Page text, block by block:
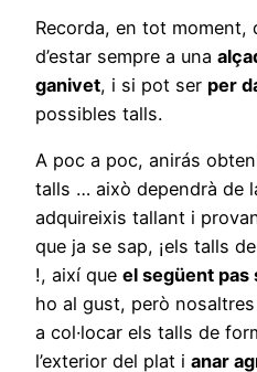
Recorda, en tot moment,
d’estar sempre a una
ganivet, i si pot ser per
possibles talls.
A poc a poc, anirás
talls … això dependrà de
adquireixis tallant i
que ja se sap, ¡els talls
!, així que el següent pas
ho al gust, però
a col·locar els talls de
l’exterior del plat i anar